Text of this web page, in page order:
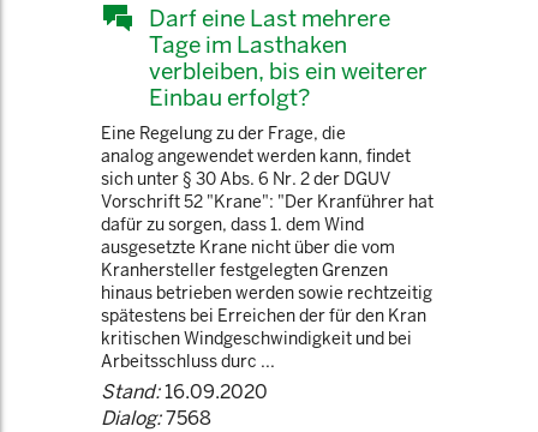
Darf eine Last mehrere
Tage im Lasthaken
verbleiben, bis ein weiterer
Einbau erfolgt?
Eine Regelung zu der Frage, die
analog angewendet werden kann, findet
sich unter § 30 Abs. 6 Nr. 2 der DGUV
Vorschrift 52 "Krane": "Der Kranführer hat
dafür zu sorgen, dass 1. dem Wind
ausgesetzte Krane nicht über die vom
Kranhersteller festgelegten Grenzen
hinaus betrieben werden sowie rechtzeitig
spätestens bei Erreichen der für den Kran
kritischen Windgeschwindigkeit und bei
Arbeitsschluss durc ...
Stand:16.09.2020
Dialog:7568